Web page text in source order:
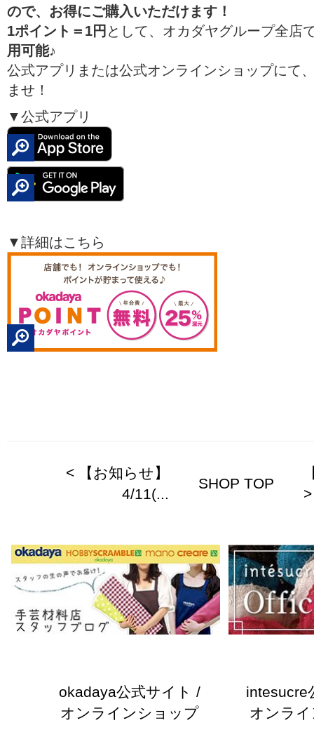
ので、お得にご購入いただけます！
1ポイント＝1円 として、オカダヤグループ全店
用可能♪
公式アプリまたは公式オンラインショップにて
ませ！
▼公式アプリ
▼詳細はこちら
< 【お知らせ】
4/11(...
SHOP TOP
>
okadaya公式サイト /
オンラインショップ
intesucre
オンラ